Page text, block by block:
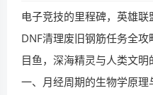
电子竞技的里程碑，英雄
DNF清理废旧钢筋任务全
目鱼，深海精灵与人类文明
一、月经周期的生物学原理